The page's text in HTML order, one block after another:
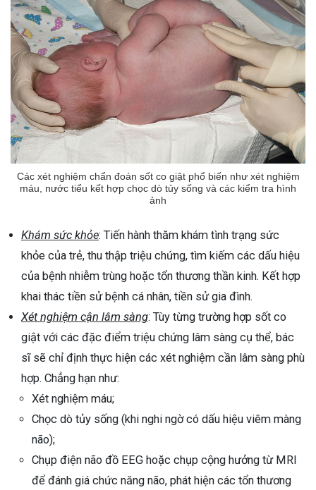
Các xét nghiệm chẩn đoán sốt co giật phổ biến như xét nghiệm
máu, nước tiểu kết hợp chọc dò tủy sống và các kiểm tra hình
ảnh
Khám sức khỏe: Tiến hành thăm khám tình trạng sức
khỏe của trẻ, thu thập triệu chứng, tìm kiếm các dấu hiệu
của bệnh nhiễm trùng hoặc tổn thương thần kinh. Kết hợp
khai thác tiền sử bệnh cá nhân, tiền sử gia đình.
Xét nghiệm cận lâm sàng: Tùy từng trường hợp sốt co
giật với các đặc điểm triệu chứng lâm sàng cụ thể, bác
sĩ sẽ chỉ định thực hiện các xét nghiệm cần lâm sàng phù
hợp. Chẳng hạn như:
Xét nghiệm máu;
Chọc dò tủy sống (khi nghi ngờ có dấu hiệu viêm màng
não);
Chụp điện não đồ EEG hoặc chụp cộng hưởng từ MRI
để đánh giá chức năng não, phát hiện các tổn thương